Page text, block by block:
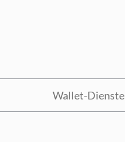
Wallet-Dienste